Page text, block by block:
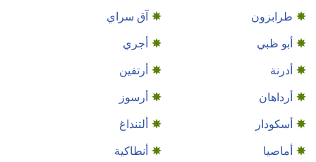
طرابزون
آق سراي
أبو ظبي
أجري
أدرنة
أرتفين
أرداهان
أرسوز
أسكودار
ألتنداغ
أماصيا
أنطاكية